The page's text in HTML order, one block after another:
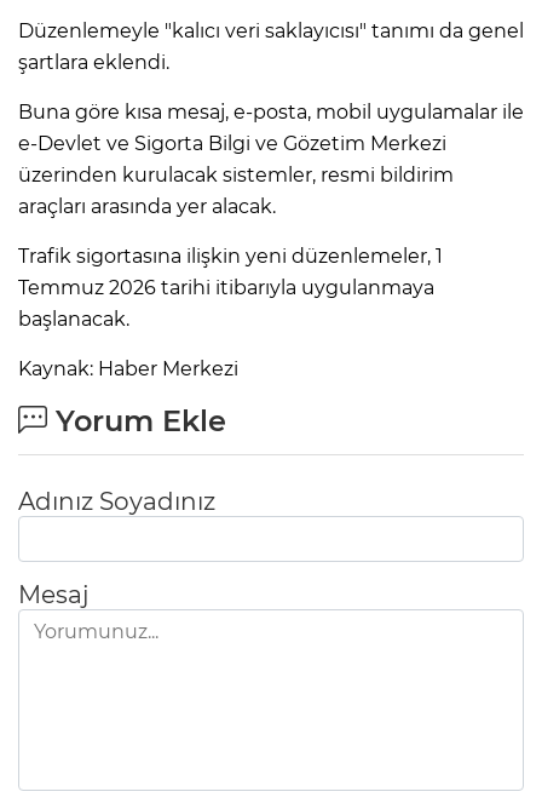
Düzenlemeyle "kalıcı veri saklayıcısı" tanımı da genel
şartlara eklendi.
Buna göre kısa mesaj, e-posta, mobil uygulamalar ile
e-Devlet ve Sigorta Bilgi ve Gözetim Merkezi
üzerinden kurulacak sistemler, resmi bildirim
araçları arasında yer alacak.
Trafik sigortasına ilişkin yeni düzenlemeler, 1
Temmuz 2026 tarihi itibarıyla uygulanmaya
başlanacak.
Kaynak: Haber Merkezi
Yorum Ekle
Adınız Soyadınız
Mesaj